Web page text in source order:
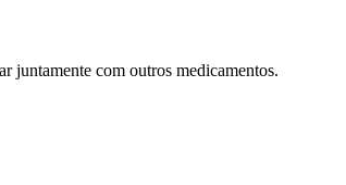
juntamente com outros medicamentos.